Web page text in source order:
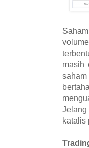
masih
katalis